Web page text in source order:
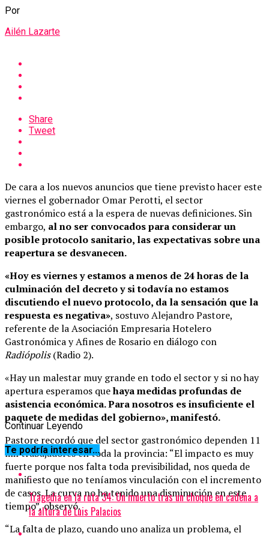
Por
Ailén Lazarte
Share
Tweet
De cara a los nuevos anuncios que tiene previsto hacer este
viernes el gobernador Omar Perotti, el sector
gastronómico está a la espera de nuevas definiciones. Sin
embargo, al no ser convocados para considerar un
posible protocolo sanitario, las expectativas sobre una
reapertura se desvanecen.
«Hoy es viernes y estamos a menos de 24 horas de la
culminación del decreto y si todavía no estamos
discutiendo el nuevo protocolo, da la sensación que la
respuesta es negativa», sostuvo Alejandro Pastore,
referente de la Asociación Empresaria Hotelero
Gastronómica y Afines de Rosario en diálogo con
Radiópolis(Radio 2).
«Hay un malestar muy grande en todo el sector y si no hay
apertura esperamos quehaya medidas profundas de
asistencia económica. Para nosotros es insuficiente el
paquete de medidas del gobierno», manifestó.
Pastore recordó que del sector gastronómico dependen 11
mil trabajadores en toda la provincia: “El impacto es muy
fuerte porque nos falta toda previsibilidad, nos queda de
manifiesto que no teníamos vinculación con el incremento
de casos. La curva no ha tenido una disminución en este
tiempo”, observó.
“La falta de plazo, cuando uno analiza un problema, el
Continuar Leyendo
Te podría interesar...
Tragedia en la ruta 34: Un muerto tras un choque en cadena a
la altura de Luis Palacios